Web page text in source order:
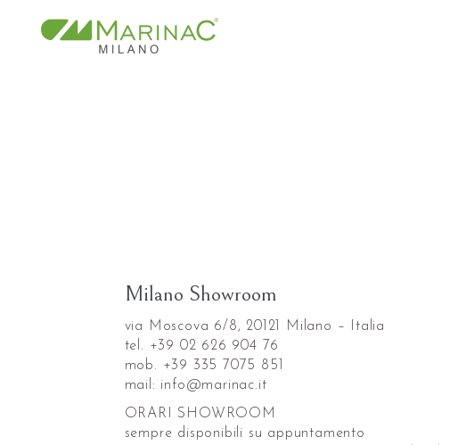
Milano Showroom
via Moscova 6/8, 20121 Milano – Italia
tel. +39 02 626 904 76
mob. +39 335 7075 851
mail: info@marinac.it
ORARI SHOWROOM
sempre disponibili su appuntamento